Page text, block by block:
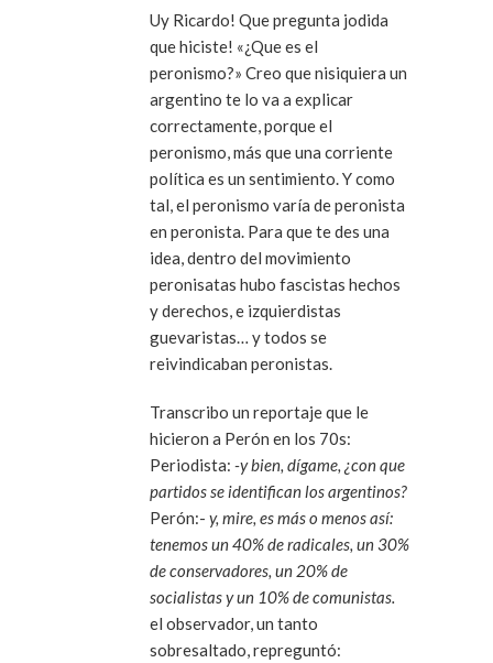
Uy Ricardo! Que pregunta jodida
que hiciste! «¿Que es el
peronismo?» Creo que nisiquiera un
argentino te lo va a explicar
correctamente, porque el
peronismo, más que una corriente
política es un sentimiento. Y como
tal, el peronismo varía de peronista
en peronista. Para que te des una
idea, dentro del movimiento
peronisatas hubo fascistas hechos
y derechos, e izquierdistas
guevaristas… y todos se
reivindicaban peronistas.
Transcribo un reportaje que le
hicieron a Perón en los 70s:
Periodista: -y bien, dígame, ¿con que
partidos se identifican los argentinos?
Perón:- y, mire, es más o menos así:
tenemos un 40% de radicales, un 30%
de conservadores, un 20% de
socialistas y un 10% de comunistas.
el observador, un tanto
sobresaltado, repreguntó: